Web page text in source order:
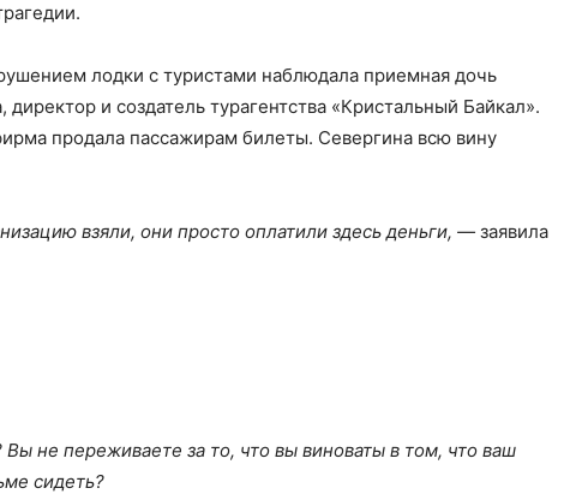
лодки с туристами наблюдала приемная дочь
и создатель турагентства «Кристальный Байкал».
продала пассажирам билеты. Севергина всю вину
взяли, они просто оплатили здесь деньги, — заявила
не переживаете за то, что вы виноваты в том, что ваш
сидеть?